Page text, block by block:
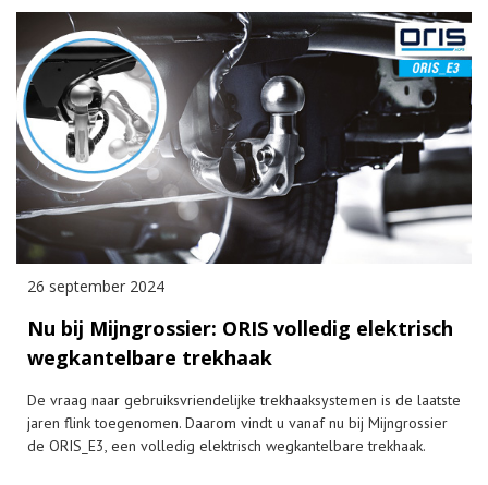
26 september 2024
Nu bij Mijngrossier: ORIS volledig elektrisch
wegkantelbare trekhaak
De vraag naar gebruiksvriendelijke trekhaaksystemen is de laatste
jaren flink toegenomen. Daarom vindt u vanaf nu bij Mijngrossier
de ORIS_E3, een volledig elektrisch wegkantelbare trekhaak.